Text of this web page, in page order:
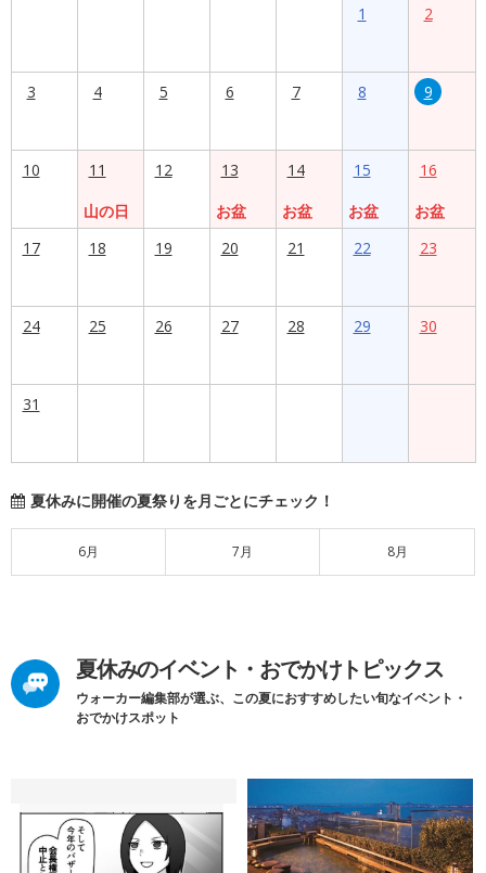
1 2
3 4 5 6 7 8 9
10
11
山の日
12
13
お盆
14
お盆
15
お盆
16
お盆
17
18 19 20 21 22 23
24 25 26 27 28 29 30
31
夏休みに開催の夏祭りを月ごとにチェック！
6月 7月 8月
夏休みのイベント・おでかけトピックス
ウォーカー編集部が選ぶ、この夏におすすめしたい旬なイベント・
おでかけスポット